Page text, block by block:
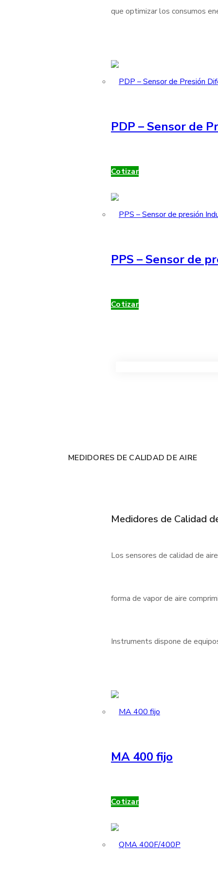
que optimizar los consumos
PDP – Sensor de
Cotizar
PPS – Sensor de
Cotizar
MEDIDORES DE CALIDAD DE AIRE
Medidores de Calidad
Los sensores de calidad de
forma de vapor de aire
Instruments dispone de
MA 400 fijo
Cotizar